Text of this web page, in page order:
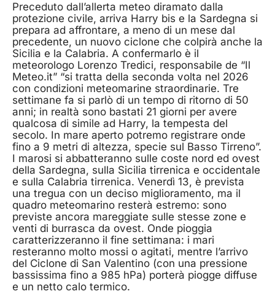
Preceduto dall’allerta meteo diramato dalla
protezione civile, arriva Harry bis e la Sardegna si
prepara ad affrontare, a meno di un mese dal
precedente, un nuovo ciclone che colpirà anche la
Sicilia e la Calabria. A confermarlo è il
meteorologo Lorenzo Tredici, responsabile de “Il
Meteo.it” “si tratta della seconda volta nel 2026
con condizioni meteomarine straordinarie. Tre
settimane fa si parlò di un tempo di ritorno di 50
anni; in realtà sono bastati 21 giorni per avere
qualcosa di simile ad Harry, la tempesta del
secolo. In mare aperto potremo registrare onde
fino a 9 metri di altezza, specie sul Basso Tirreno”.
I marosi si abbatteranno sulle coste nord ed ovest
della Sardegna, sulla Sicilia tirrenica e occidentale
e sulla Calabria tirrenica. Venerdì 13, è prevista
una tregua con un deciso miglioramento, ma il
quadro meteomarino resterà estremo: sono
previste ancora mareggiate sulle stesse zone e
venti di burrasca da ovest. Onde pioggia
caratterizzeranno il fine settimana: i mari
resteranno molto mossi o agitati, mentre l’arrivo
del Ciclone di San Valentino (con una pressione
bassissima fino a 985 hPa) porterà piogge diffuse
e un netto calo termico.